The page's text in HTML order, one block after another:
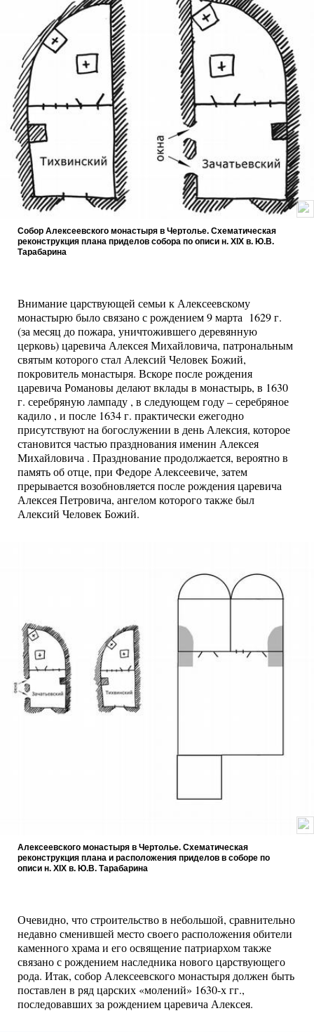
Собор Алексеевского монастыря в Чертолье. Схематическая
реконструкция плана приделов собора по описи н. XIX в. Ю.В.
Тарабарина
Внимание царствующей семьи к Алексеевскому
монастырю было связано с рождением 9 марта 1629 г.
(за месяц до пожара, уничтожившего деревянную
церковь) царевича Алексея Михайловича, патрональным
святым которого стал Алексий Человек Божий,
покровитель монастыря. Вскоре после рождения
царевича Романовы делают вклады в монастырь, в 1630
г. серебряную лампаду , в следующем году – серебряное
кадило , и после 1634 г. практически ежегодно
присутствуют на богослужении в день Алексия, которое
становится частью празднования именин Алексея
Михайловича . Празднование продолжается, вероятно в
память об отце, при Федоре Алексеевиче, затем
прерывается возобновляется после рождения царевича
Алексея Петровича, ангелом которого также был
Алексий Человек Божий.
Алексеевского монастыря в Чертолье. Схематическая
реконструкция плана и расположения приделов в соборе по
описи н. XIX в. Ю.В. Тарабарина
Очевидно, что строительство в небольшой, сравнительно
недавно сменившей место своего расположения обители
каменного храма и его освящение патриархом также
связано с рождением наследника нового царствующего
рода. Итак, собор Алексеевского монастыря должен быть
поставлен в ряд царских «молений» 1630-х гг.,
последовавших за рождением царевича Алексея.